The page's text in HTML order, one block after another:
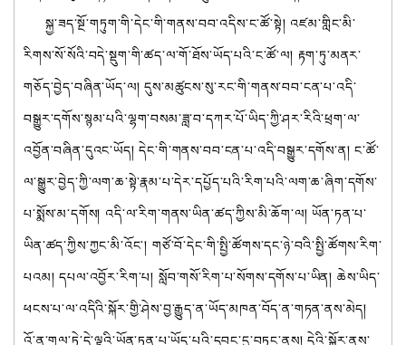
སྐྱ་ཟད་སྔོ་གཏུག་གི་དེང་གི་གནས་བབ་འདིས་ང་ཚོ་སྟེ། འཛམ་གླིང་མི་
རིགས་སོ་སོའི་བདེ་སྡུག་གི་ཚད་ལ་གོ་ཐོས་ཡོད་པའི་ང་ཚོ་ལ། རྟག་ཏུ་མནར་
གཅོད་བྱེད་བཞིན་ཡོད་ལ། དུས་མཚུངས་སུ་རང་གི་གནས་བབ་ངན་པ་འདི་
བསྒྱུར་དགོས་སྙམ་པའི་ལྷག་བསམ་ཟླ་བ་དཀར་པོ་ཡིད་ཀྱི་ཤར་རིའི་ཕྲག་ལ་
འབྱོན་བཞིན་དུའང་ཡོད། དེང་གི་གནས་བབ་ངན་པ་འདི་བསྒྱུར་དགོས་ན། ང་ཚོ་
ལ་སྒྱུར་བྱེད་ཀྱི་ལག་ཆ་སྟེ་རྣམ་པ་དེར་དཔྱོད་པའི་རིག་པའི་ལག་ཆ་ཞིག་དགོས་
པ་སྨོས་མ་དགོས། འདི་ལ་རིག་གནས་ཡིན་ཚད་ཀྱིས་མི་ཆོག་ལ། ཡོན་ཏན་པ་
ཡིན་ཚད་ཀྱིས་ཀྱང་མི་འོང་། གཙོ་བོ་དེང་གི་སྤྱི་ཚོགས་དང་ཉེ་བའི་སྤྱི་ཚོགས་རིག་
པའམ། དཔལ་འབྱོར་རིག་པ། སློབ་གསོ་རིག་པ་སོགས་དགོས་པ་ཡིན། ཆེས་ཡིད་
ཕངས་པ་ལ་འདིའི་སྐོར་གྱི་ཤེས་བྱ་རྒྱུད་ན་ཡོད་མཁན་བོད་ན་གཏན་ནས་མེད།
འོ་ན་གལ་ཏེ་དེ་ལྟའི་ཡོན་ཏན་པ་ཡོད་པའི་དབང་དུ་བཏང་ནས། དེའི་སྐོར་ནས་